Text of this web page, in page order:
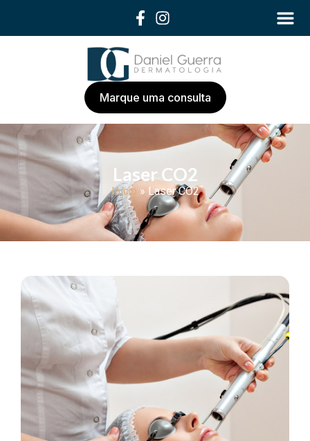
Marque uma consulta
Laser CO2
Início»Laser CO2